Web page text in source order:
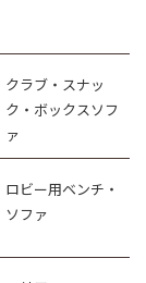
クラブ・スナッ
ク・ボックスソフ
ァ
ロビー用ベンチ・
ソファ